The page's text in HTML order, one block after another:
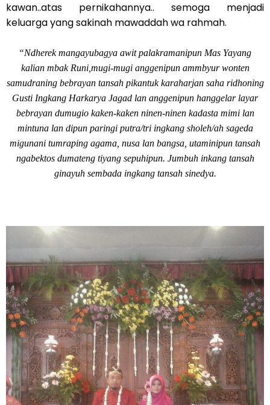
kawan..atas pernikahannya.. semoga menjadi
keluarga yang sakinah mawaddah wa rahmah.
“Ndherek mangayubagya awit palakramanipun Mas Yayang
kalian mbak Runi,mugi-mugi anggenipun ammbyur wonten
samudraning bebrayan tansah pikantuk karaharjan saha ridhoning
Gusti Ingkang Harkarya Jagad lan anggenipun hanggelar layar
bebrayan dumugio kaken-kaken ninen-ninen kadasta mimi lan
mintuna lan dipun paringi putra/tri ingkang sholeh/ah sageda
migunani tumraping agama, nusa lan bangsa, utaminipun tansah
ngabektos dumateng tiyang sepuhipun. Jumbuh inkang tansah
ginayuh sembada ingkang tansah sinedya.